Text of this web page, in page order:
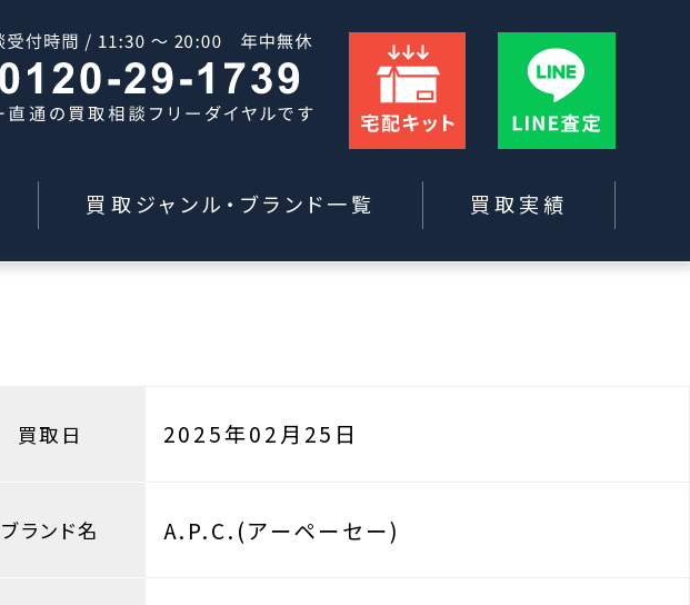
買取ジャンル・ブランド一覧 買取実績
買取日 2025年02月25日
ブランド名 A.P.C.(アーペーセー)